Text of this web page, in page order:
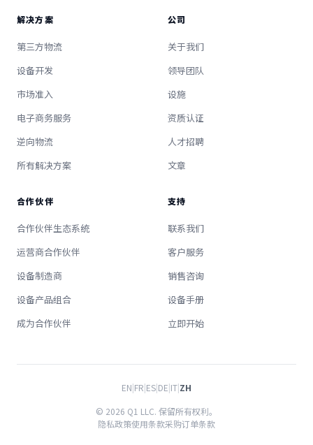
解决方案
第三方物流
设备开发
市场准入
电子商务服务
逆向物流
所有解决方案
公司
关于我们
领导团队
设施
资质认证
人才招聘
文章
合作伙伴
合作伙伴生态系统
运营商合作伙伴
设备制造商
设备产品组合
成为合作伙伴
支持
联系我们
客户服务
销售咨询
设备手册
立即开始
EN|FR|ES|DE|IT|ZH
© 2026 Q1 LLC. 保留所有权利。
隐私政策使用条款采购订单条款